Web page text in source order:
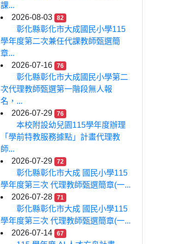
課...
2026-08-03
82
彰化縣彰化市大成國民小學115
學年度第二次兼任代課教師甄選簡
章...
2026-07-16
76
彰化縣彰化市大成國民小學第二
次代理教師甄選第一階段無人報
名，...
2026-07-29
76
本校附設幼兒園115學年度辦理
「學前特教服務據點」計畫代理教
師...
2026-07-29
72
彰化縣彰化市大成 國民小學115
學年度第三次 代理教師甄選簡章(一...
2026-07-28
71
彰化縣彰化市大成 國民小學115
學年度第三次 代理教師甄選簡章(一...
2026-07-14
67